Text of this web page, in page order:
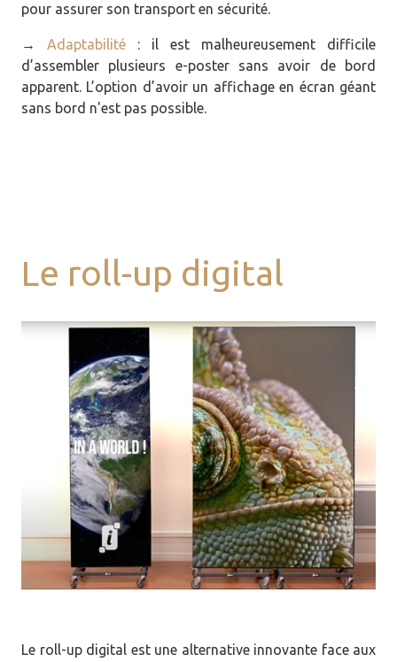
pour assurer son transport en sécurité.
→ Adaptabilité : il est malheureusement difficile
d’assembler plusieurs e-poster sans avoir de bord
apparent. L’option d’avoir un affichage en écran géant
sans bord n'est pas possible.
Le roll-up digital
Le roll-up digital est une alternative innovante face aux